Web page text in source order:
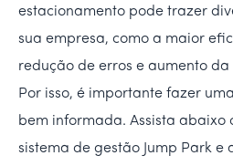
estacionamento pode trazer
sua empresa, como a maior
redução de erros e aumento
Por isso, é importante fazer
bem informada. Assista abaixo
sistema de gestão Jump Park